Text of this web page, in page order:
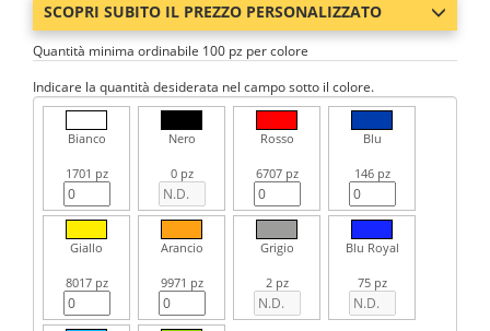
SCOPRI SUBITO IL PREZZO PERSONALIZZATO
Quantità minima ordinabile 100 pz per colore
Indicare la quantità desiderata nel campo sotto il colore.
Bianco
1701 pz
Nero
0 pz
Rosso
6707 pz
Blu
146 pz
Giallo
8017 pz
Arancio
9971 pz
Grigio
2 pz
Blu Royal
75 pz